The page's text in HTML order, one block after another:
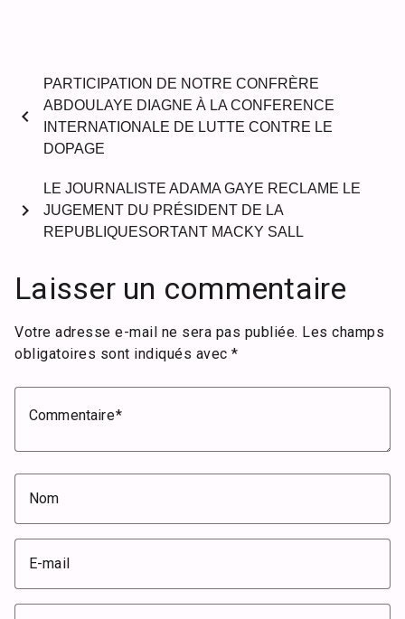
chevron_left
PARTICIPATION DE NOTRE CONFRÈRE
ABDOULAYE DIAGNE À LA CONFERENCE
INTERNATIONALE DE LUTTE CONTRE LE
DOPAGE
LE JOURNALISTE ADAMA GAYE RECLAME LE
JUGEMENT DU PRÉSIDENT DE LA
REPUBLIQUESORTANT MACKY SALL
chevron_right
Laisser un commentaire
Votre adresse e-mail ne sera pas publiée. Les champs
obligatoires sont indiqués avec *
Commentaire
Nom
E-mail